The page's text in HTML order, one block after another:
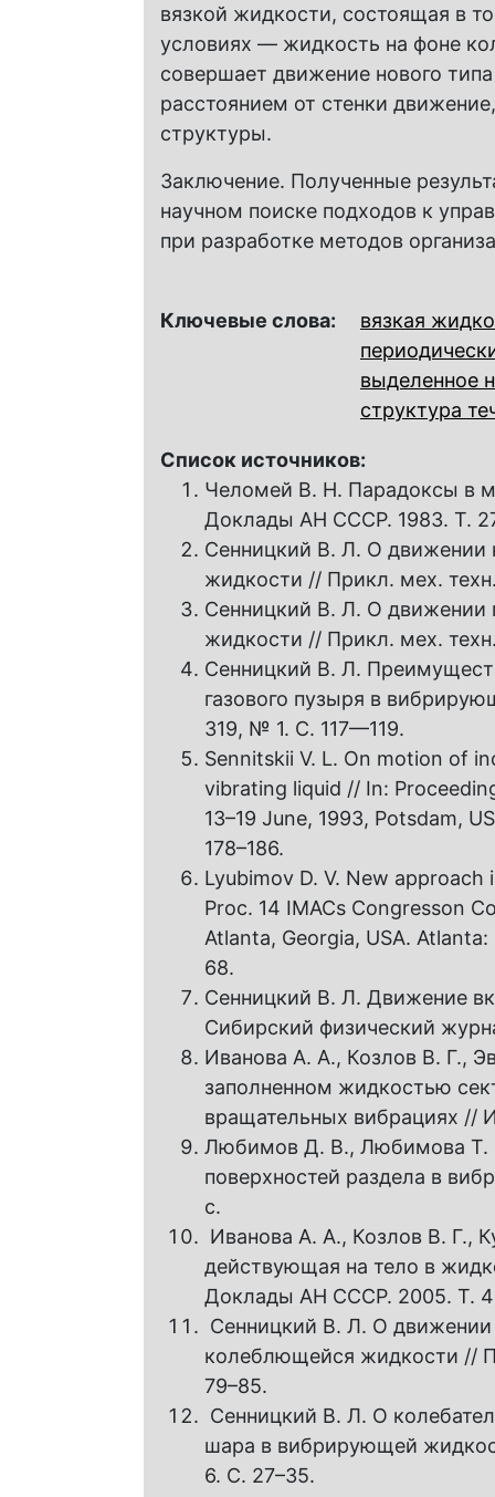
вязкой жидкости, состоящая в
условиях — жидкость на фоне
совершает движение нового
расстоянием от стенки
структуры.
Заключение. Полученные
научном поиске подходов к
при разработке методов
Ключевые слова:
вязкая
выделенное
структура
Список источников:
Челомей В. Н. Парадоксы в
Доклады АН СССР. 1983. Т.
Сенницкий В. Л. О движении
жидкости // Прикл. мех.
Сенницкий В. Л. О движении
жидкости // Прикл. мех.
Сенницкий В. Л.
газового пузыря в
319, № 1. С. 117—119.
Sennitskii V. L. On motion of
vibrating liquid // In:
13–19 June, 1993, Potsdam,
178–186.
Lyubimov D. V. New
Proc. 14 IMACs Congresson
Atlanta, Georgia, USA.
68.
Сенницкий В. Л. Движение
Сибирский физический
Иванова А. А., Козлов В. Г.,
заполненном жидкостью
вращательных вибрациях
Любимов Д. В., Любимова Т.
поверхностей раздела в
с.
Иванова A. A., Козлов В. Г.,
действующая на тело в
Доклады АН СССР. 2005. Т.
Сенницкий В. Л. О
колеблющейся жидкости //
79–85.
Сенницкий В. Л. О
шара в вибрирующей
6. С. 27–35.